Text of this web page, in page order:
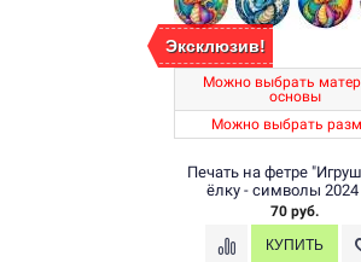
Эксклюзив!
Можно выбрать
основы
Можно выбрать
Печать на фетре
ёлку - символы 2024
70 руб.